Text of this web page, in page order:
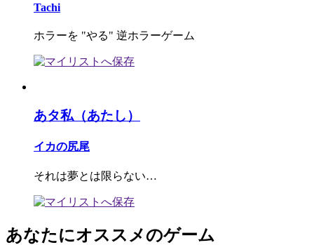
Tachi
ホラーを "やる" 逆ホラーゲーム
あタ私（あたし）
イカの尻尾
それは夢とは限らない…
あなたにオススメのゲーム